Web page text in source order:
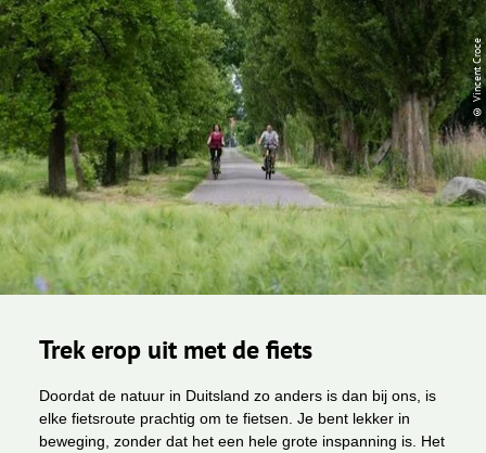
© Vincent Croce
Trek erop uit met de fiets
Doordat de natuur in Duitsland zo anders is dan bij ons, is
elke fietsroute prachtig om te fietsen. Je bent lekker in
beweging, zonder dat het een hele grote inspanning is. Het